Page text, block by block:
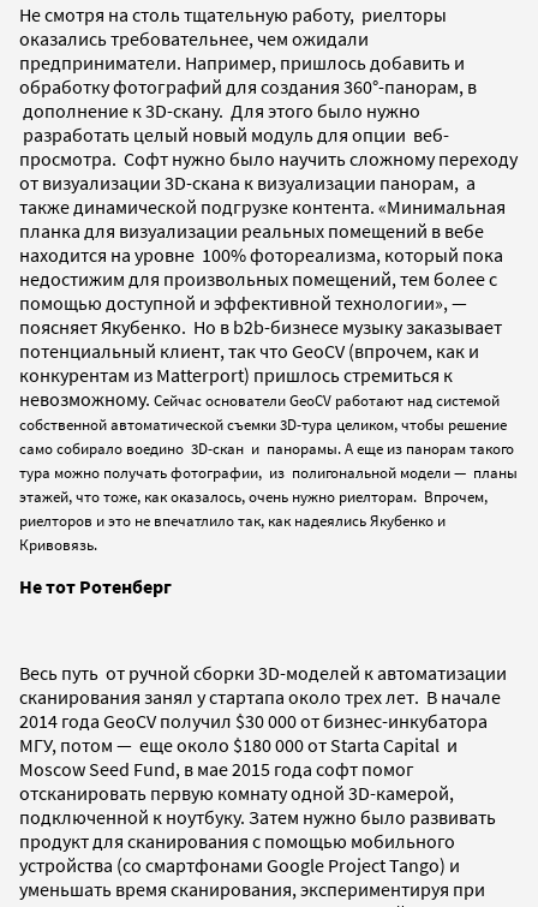
Не смотря на столь тщательную работу, риелторы
оказались требовательнее, чем ожидали
предприниматели. Например, пришлось добавить и
обработку фотографий для создания 360°-панорам, в
дополнение к 3D-скану. Для этого было нужно
разработать целый новый модуль для опции веб-
просмотра. Софт нужно было научить сложному переходу
от визуализации 3D-скана к визуализации панорам, а
также динамической подгрузке контента. «Минимальная
планка для визуализации реальных помещений в вебе
находится на уровне 100% фотореализма, который пока
недостижим для произвольных помещений, тем более с
помощью доступной и эффективной технологии», —
поясняет Якубенко. Но в b2b-бизнесе музыку заказывает
потенциальный клиент, так что GeoCV (впрочем, как и
конкурентам из Matterport) пришлось стремиться к
невозможному. Сейчас основатели GeoCV работают над системой
собственной автоматической съемки 3D-тура целиком, чтобы решение
само собирало воедино 3D-скан и панорамы. А еще из панорам такого
тура можно получать фотографии, из полигональной модели — планы
этажей, что тоже, как оказалось, очень нужно риелторам. Впрочем,
риелторов и это не впечатлило так, как надеялись Якубенко и
Кривовязь.
Не тот Ротенберг
Весь путь от ручной сборки 3D-моделей к автоматизации
сканирования занял у стартапа около трех лет. В начале
2014 года GeoCV получил $30 000 от бизнес-инкубатора
МГУ, потом — еще около $180 000 от Starta Capital и
Moscow Seed Fund, в мае 2015 года софт помог
отсканировать первую комнату одной 3D-камерой,
подключенной к ноутбуку. Затем нужно было развивать
продукт для сканирования с помощью мобильного
устройства (со смартфонами Google Project Tango) и
уменьшать время сканирования, экспериментируя при